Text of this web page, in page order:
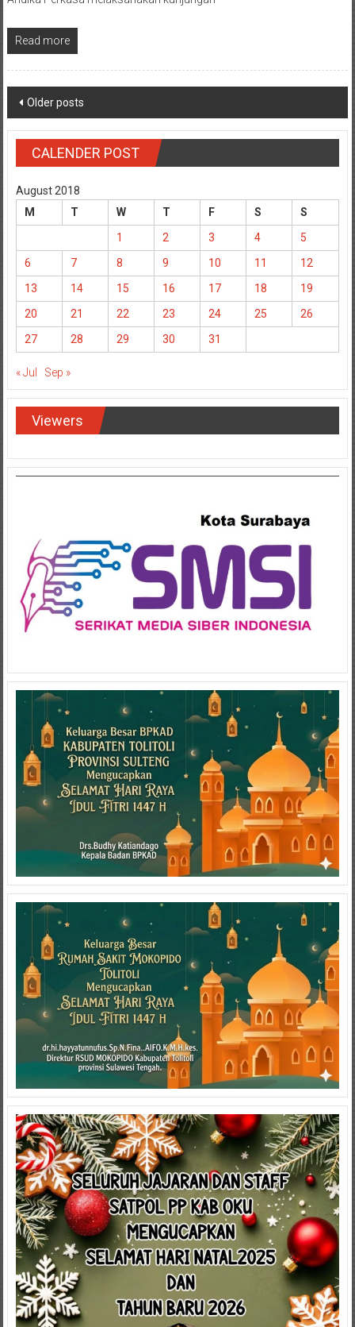
Read more
Posts
navigation
Older posts
CALENDER POST
August 2018
M
T W T F S
S
1
2 3 4
5
6
7 8 9 10 11
12
13
14 15 16 17 18
19
20
21 22 23 24 25
26
27
28 29 30 31
« Jul Sep »
Viewers